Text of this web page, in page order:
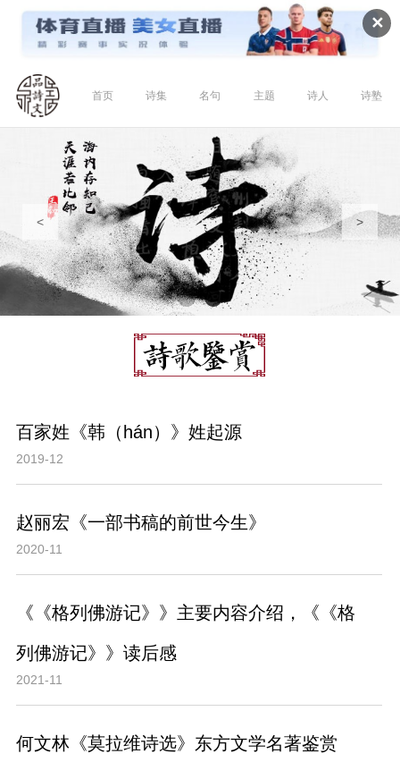
✕
首页 诗集 名句 主题 诗人 诗塾
< >
百家姓《韩（hán）》姓起源
2019-12
赵丽宏《一部书稿的前世今生》
2020-11
《《格列佛游记》》主要内容介绍，《《格
列佛游记》》读后感
2021-11
何文林《莫拉维诗选》东方文学名著鉴赏